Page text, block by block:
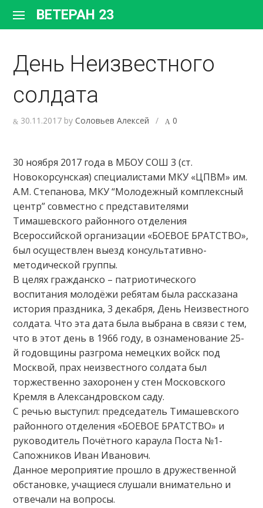
содержимому
ВЕТЕРАН 23
День Неизвестного
солдата
30.11.2017 byСоловьев Алексей / 0
30 ноября 2017 года в МБОУ СОШ 3 (ст.
Новокорсунская) специалистами МКУ «ЦПВМ» им.
А.М. Степанова, МКУ “Молодежный комплексный
центр” совместно с представителями
Тимашевского районного отделения
Всероссийской организации «БОЕВОЕ БРАТСТВО»,
был осуществлен выезд консультативно-
методической группы.
В целях гражданско – патриотического
воспитания молодёжи ребятам была рассказана
история праздника, 3 декабря, День Неизвестного
солдата. Что эта дата была выбрана в связи с тем,
что в этот день в 1966 году, в ознаменование 25-
й годовщины разгрома немецких войск под
Москвой, прах неизвестного солдата был
торжественно захоронен у стен Московского
Кремля в Александровском саду.
С речью выступил: председатель Тимашевского
районного отделения «БОЕВОЕ БРАТСТВО» и
руководитель Почётного караула Поста №1-
Сапожников Иван Иванович.
Данное мероприятие прошло в дружественной
обстановке, учащиеся слушали внимательно и
отвечали на вопросы.